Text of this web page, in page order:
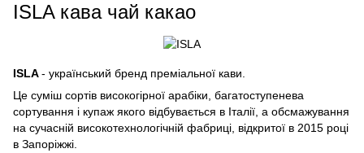
ISLA кава чай какао
ISLA- український бренд преміальної кави.
Це суміш сортів високогірної арабіки, багатоступенева
сортування і купаж якого відбувається в Італії, а обсмажування
на сучасній високотехнологічній фабриці, відкритої в 2015 році
в Запоріжжі.